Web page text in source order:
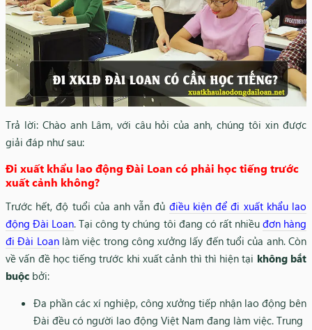
Trả lời: Chào anh Lâm, với câu hỏi của anh, chúng tôi xin được
giải đáp như sau:
Đi xuất khẩu lao động Đài Loan có phải học tiếng trước
xuất cảnh không?
Trước hết, độ tuổi của anh vẫn đủ điều kiện để đi xuất khẩu lao
động Đài Loan. Tại công ty chúng tôi đang có rất nhiều đơn hàng
đi Đài Loanlàm việc trong công xưởng lấy đến tuổi của anh. Còn
về vấn đề học tiếng trước khi xuất cảnh thì thì hiện tại không bắt
buộc bởi:
Đa phần các xí nghiệp, công xưởng tiếp nhận lao động bên
Đài đều có người lao động Việt Nam đang làm việc. Trung